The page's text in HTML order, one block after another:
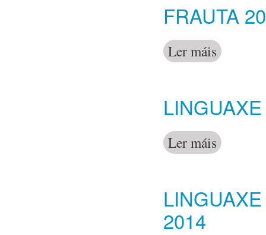
FRAUTA
Ler máis acerca de
Ler máis acerca de
2014